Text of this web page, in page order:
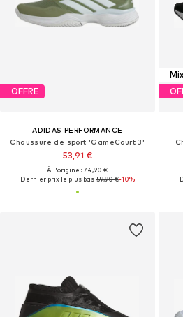
OFFRE
ADIDAS PERFORMANCE
Chaussure de sport 'GameCourt 3'
53,91 €
À l'origine : 74,90 €
Dernier prix le plus bas :59,90 €-10%